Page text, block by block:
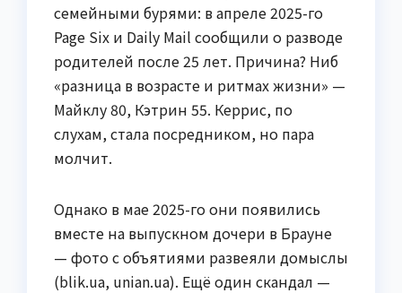
семейными бурями: в апреле 2025-го
Page Six и Daily Mail сообщили о разводе
родителей после 25 лет. Причина? Ниб
«разница в возрасте и ритмах жизни» —
Майклу 80, Кэтрин 55. Керрис, по
слухам, стала посредником, но пара
молчит.
Однако в мае 2025-го они появились
вместе на выпускном дочери в Брауне
— фото с объятиями развеяли домыслы
(blik.ua, unian.ua). Ещё один скандал —